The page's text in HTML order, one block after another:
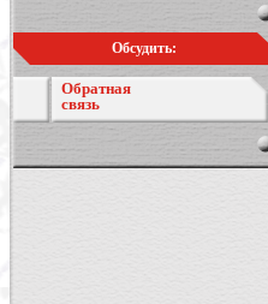
Обсудить:
Обратная
связь